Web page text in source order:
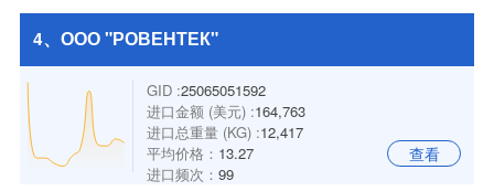
4、ООО "РОВЕНТЕК"
GID :25065051592
进口金额 (美元) :164,763
进口总重量 (KG) :12,417
平均价格： 13.27
进口频次： 99
查看